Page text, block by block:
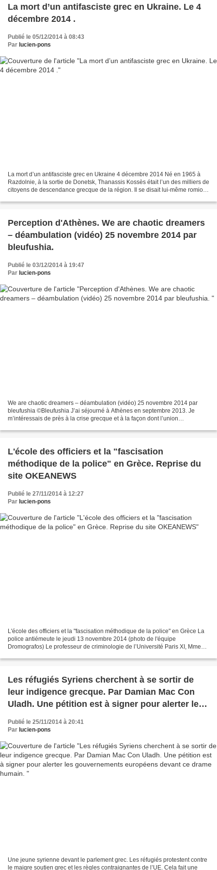
La mort d’un antifasciste grec en Ukraine. Le 4
décembre 2014 .
Publié le 05/12/2014 à 08:43
Par lucien-pons
La mort d’un antifasciste grec en Ukraine 4 décembre 2014 Né en 1965 à
Razdolnie, à la sortie de Donetsk, Thanassis Kossès était l’un des milliers de
citoyens de descendance grecque de la région. Il se disait lui-même romios
Perception d'Athènes. We are chaotic dreamers
– déambulation (vidéo) 25 novembre 2014 par
bleufushia.
Publié le 03/12/2014 à 19:47
Par lucien-pons
We are chaotic dreamers – déambulation (vidéo) 25 novembre 2014 par
bleufushia ©Bleufushia J’ai séjourné à Athènes en septembre 2013. Je
m’intéressais de près à la crise grecque et à la façon dont l’union
L'école des officiers et la "fascisation
méthodique de la police" en Grèce. Reprise du
site OKEANEWS
Publié le 27/11/2014 à 12:27
Par lucien-pons
L'école des officiers et la "fascisation méthodique de la police" en Grèce La
police antiémeute le jeudi 13 novembre 2014 (photo de l'équipe
Dromografos) Le professeur de criminologie de l’Université Paris XI, Mme
Les réfugiés Syriens cherchent à se sortir de
leur indigence grecque. Par Damian Mac Con
Uladh. Une pétition est à signer pour alerter les
gouvernements européens devant ce drame
humain.
Publié le 25/11/2014 à 20:41
Par lucien-pons
Une jeune syrienne devant le parlement grec. Les réfugiés protestent contre
le maigre soutien grec et les règles contraignantes de l’UE. Cela fait une